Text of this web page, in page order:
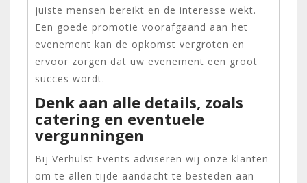
juiste mensen bereikt en de interesse wekt.
Een goede promotie voorafgaand aan het
evenement kan de opkomst vergroten en
ervoor zorgen dat uw evenement een groot
succes wordt.
Denk aan alle details, zoals
catering en eventuele
vergunningen
Bij Verhulst Events adviseren wij onze klanten
om te allen tijde aandacht te besteden aan